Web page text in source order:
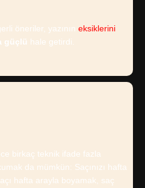
öneriler, yazının eksiklerini
güçlü hale getirdi.
birkaç teknik ifade fazla
da mümkün: Saçınızı hafta
hafta arayla boyamak, saç